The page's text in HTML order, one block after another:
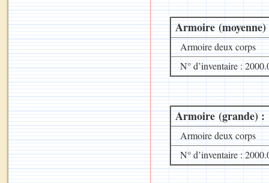
Armoire
Armoire deux corps
N° d’inventaire :
Armoire (grande) :
Armoire deux corps
N° d’inventaire :